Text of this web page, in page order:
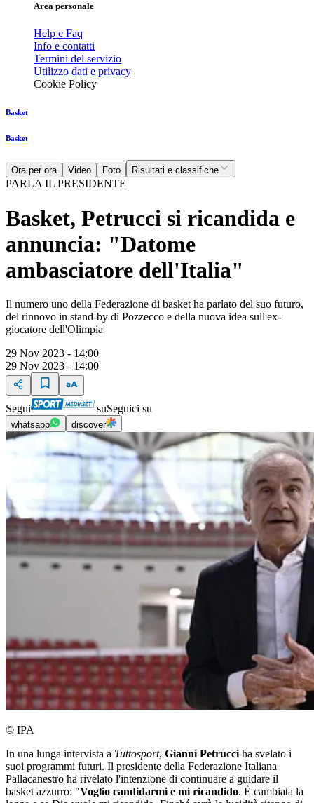
Area personale
Help e Faq
Info e contatti
Termini del servizio
Utilizzo dati e privacy
Cookie Policy
Basket
Basket
Ora per ora Video Foto Risultati e classifiche
PARLA IL PRESIDENTE
Basket, Petrucci si ricandida e
annuncia: "Datome
ambasciatore dell'Italia"
Il numero uno della Federazione di basket ha parlato del suo futuro,
del rinnovo in stand-by di Pozzecco e della nuova idea sull'ex-
giocatore dell'Olimpia
29 Nov 2023 - 14:00
29 Nov 2023 - 14:00
Segui suSeguici su
whatsapp discover
© IPA
In una lunga intervista a Tuttosport, Gianni Petrucci ha svelato i
suoi programmi futuri. Il presidente della Federazione Italiana
Pallacanestro ha rivelato l'intenzione di continuare a guidare il
basket azzurro: "Voglio candidarmi e mi ricandido. È cambiata la